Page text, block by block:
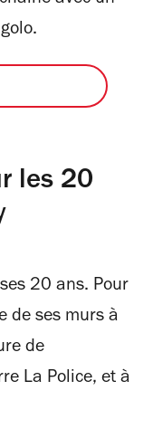
les 20
20 ans. Pour
de ses murs à
de
La Police, et à